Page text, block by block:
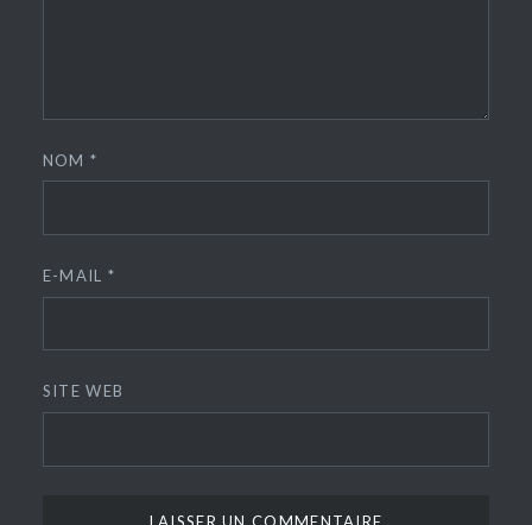
NOM*
E-MAIL *
SITE WEB